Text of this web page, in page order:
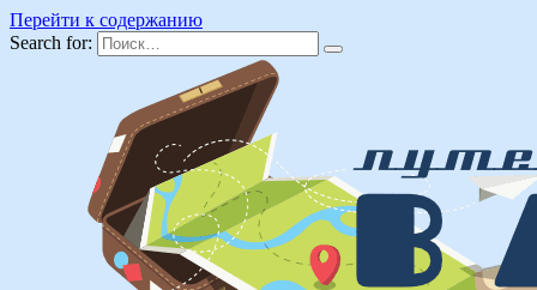
Перейти к содержанию
Search for: